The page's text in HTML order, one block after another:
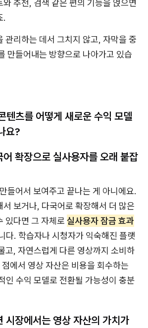
와 추천, 검색 같은 편의 기능을 얹으면
.
관리하는 데서 그치지 않고, 자막을 중
만들어내는 방향으로 나아가고 있습
텐츠를 어떻게 새로운 수익 모델
요?
확장으로 실사용자를 오래 붙잡
들어서 보여주고 끝나는 게 아니에요.
서 보거나, 다국어로 확장해서 더 많은
있다면 그 자체로 실사용자 잠금 효과
다. 학습자나 시청자가 익숙해진 플랫
고, 자연스럽게 다른 영상까지 소비하
에서 영상 자산은 비용을 회수하는
인 수익 모델로 전환될 가능성이 충분
시장에서는 영상 자산의 가치가